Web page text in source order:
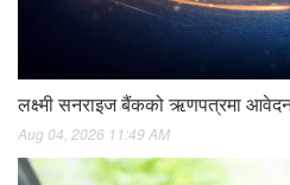
लक्ष्मी सनराइज बैंकको ऋणपत्रमा आवेदन
Aug 04, 2026 11:49 AM